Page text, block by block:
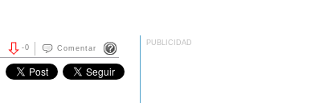
Comentar
-0
PUBLICIDAD